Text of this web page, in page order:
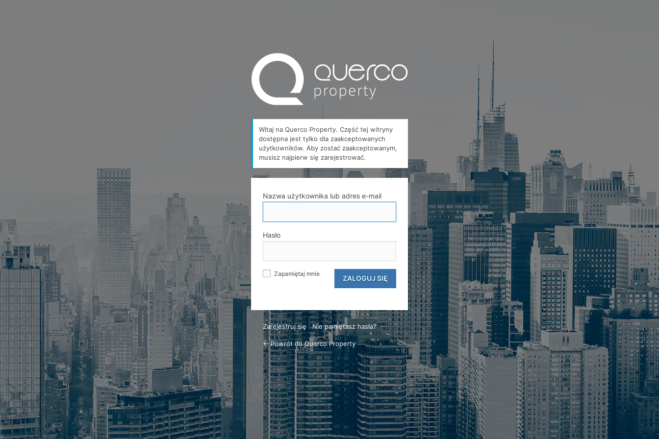
Witaj na Querco Property. Część tej witryny
dostępna jest tylko dla zaakceptowanych
użytkowników. Aby zostać zaakceptowanym,
musisz najpierw się zarejestrować.
Nazwa użytkownika lub adres e-mail
Hasło
Zapamiętaj mnie
Zarejestruj się |Nie pamiętasz hasła?
← Powrót do Querco Property